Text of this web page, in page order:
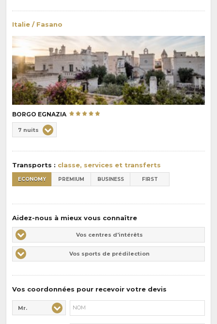
Italie / Fasano
BORGO EGNAZIA
de
la
:
7 nuits
Transports : classe, services et transferts
ECONOMY PREMIUM BUSINESS FIRST
Aidez-nous à mieux vous connaître
Vos
centres
d'intérêts
Vos centres d'intérêts
Vos
sports
Vos sports de prédilection
Vos coordonnées pour recevoir votre devis
Civilité* :
Mr.
Nom* :